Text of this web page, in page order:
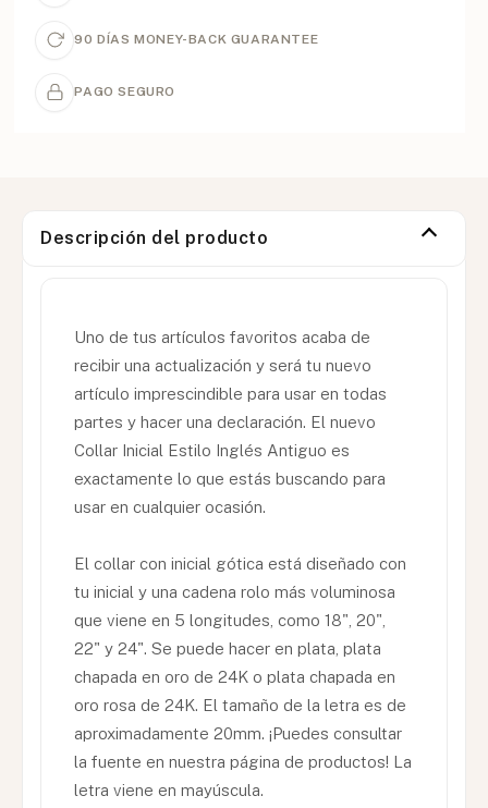
90 DÍAS MONEY-BACK GUARANTEE
PAGO SEGURO
Descripción del producto
Uno de tus artículos favoritos acaba de
recibir una actualización y será tu nuevo
artículo imprescindible para usar en todas
partes y hacer una declaración. El nuevo
Collar Inicial Estilo Inglés Antiguo es
exactamente lo que estás buscando para
usar en cualquier ocasión.
El collar con inicial gótica está diseñado con
tu inicial y una cadena rolo más voluminosa
que viene en 5 longitudes, como 18", 20",
22" y 24". Se puede hacer en plata, plata
chapada en oro de 24K o plata chapada en
oro rosa de 24K. El tamaño de la letra es de
aproximadamente 20mm. ¡Puedes consultar
la fuente en nuestra página de productos! La
letra viene en mayúscula.